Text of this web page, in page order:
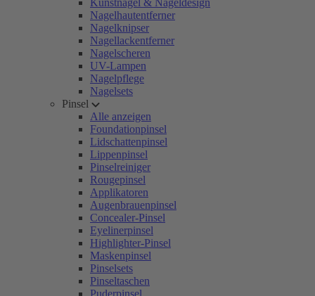
Kunstnägel & Nageldesign
Nagelhautentferner
Nagelknipser
Nagellackentferner
Nagelscheren
UV-Lampen
Nagelpflege
Nagelsets
Pinsel
Alle anzeigen
Foundationpinsel
Lidschattenpinsel
Lippenpinsel
Pinselreiniger
Rougepinsel
Applikatoren
Augenbrauenpinsel
Concealer-Pinsel
Eyelinerpinsel
Highlighter-Pinsel
Maskenpinsel
Pinselsets
Pinseltaschen
Puderpinsel